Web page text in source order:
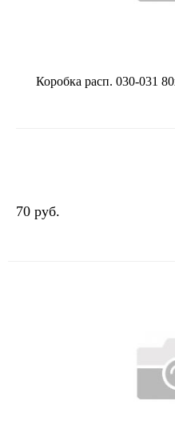
Коробка расп. 030-031
70 руб.